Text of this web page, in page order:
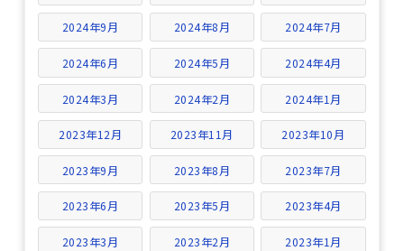
2024年9月 2024年8月 2024年7月
2024年6月 2024年5月 2024年4月
2024年3月 2024年2月 2024年1月
2023年12月 2023年11月 2023年10月
2023年9月 2023年8月 2023年7月
2023年6月 2023年5月 2023年4月
2023年3月 2023年2月 2023年1月